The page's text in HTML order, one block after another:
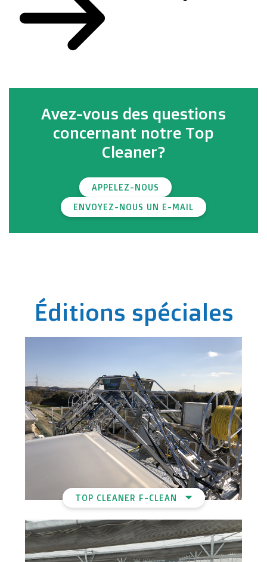
Avez-vous des questions
concernant notre Top
Cleaner?
APPELEZ-NOUS
ENVOYEZ-NOUS UN E-MAIL
Éditions spéciales
TOP CLEANER F-CLEAN